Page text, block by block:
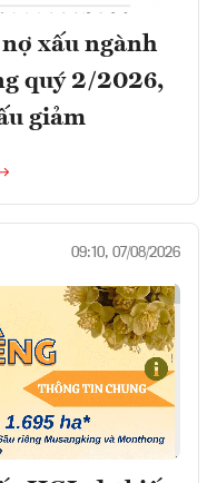
xấu ngành
quý 2/2026,
giảm
09:10, 07/08/2026